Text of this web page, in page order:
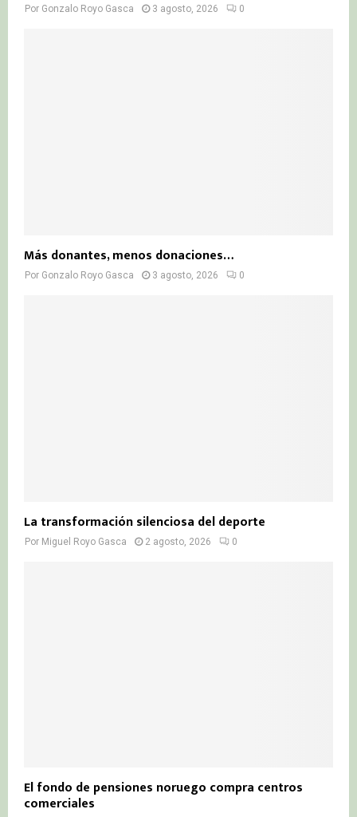
Por Gonzalo Royo Gasca 3 agosto, 2026 0
Más donantes, menos donaciones…
Por Gonzalo Royo Gasca 3 agosto, 2026 0
La transformación silenciosa del deporte
Por Miguel Royo Gasca 2 agosto, 2026 0
El fondo de pensiones noruego compra centros
comerciales